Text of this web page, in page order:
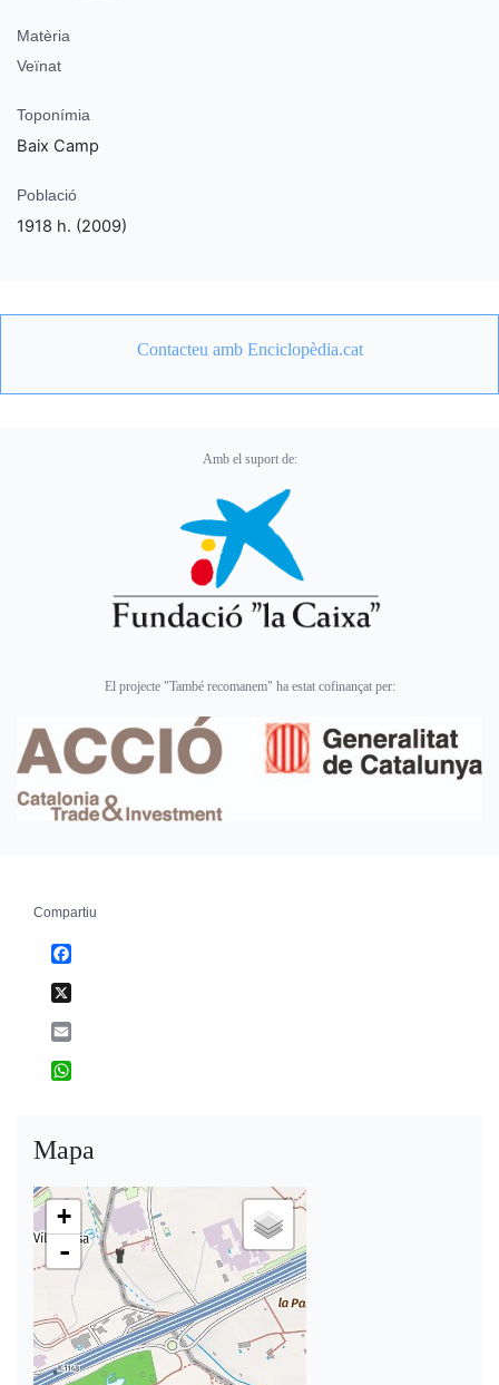
Matèria
Veïnat
Toponímia
Baix Camp
Població
1918 h. (2009)
Contacteu amb Enciclopèdia.cat
Amb el suport de:
El projecte "També recomanem" ha estat cofinançat per:
Compartiu
Mapa